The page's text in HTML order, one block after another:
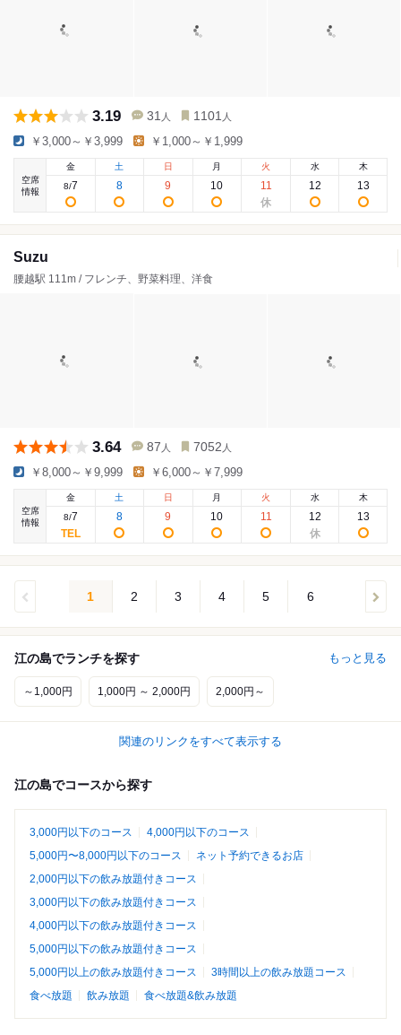
3.19 31 人 1101 人
￥3,000～￥3,999 ￥1,000～￥1,999
空席
情報
金
8/7
土
8
日
9
月
10
火
11
水
12
木
13
Suzu
腰越駅 111m / フレンチ、野菜料理、洋食
3.64 87 人 7052 人
￥8,000～￥9,999 ￥6,000～￥7,999
空席
情報
金
8/7
土
8
日
9
月
10
火
11
水
12
木
13
1 2 3 4 5 6
江の島でランチを探す もっと見る
～1,000円 1,000円 ～ 2,000円 2,000円～
関連のリンクをすべて表示する
江の島でコースから探す
3,000円以下のコース
4,000円以下のコース
5,000円〜8,000円以下のコース
ネット予約できるお店
2,000円以下の飲み放題付きコース
3,000円以下の飲み放題付きコース
4,000円以下の飲み放題付きコース
5,000円以下の飲み放題付きコース
5,000円以上の飲み放題付きコース
3時間以上の飲み放題コース
食べ放題
飲み放題 食べ放題&飲み放題